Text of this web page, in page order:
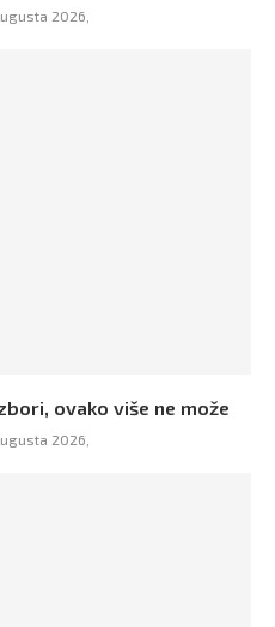
2026,
ovako više ne može
2026,